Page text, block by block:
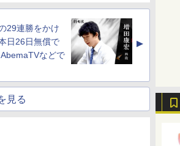
29連勝をかけ
日26日無償で
などで
▲
見る